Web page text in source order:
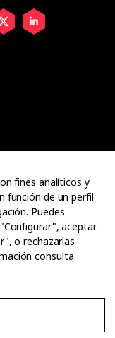
fines analíticos y
función de un perfil
Puedes
aceptar
o rechazarlas
consulta